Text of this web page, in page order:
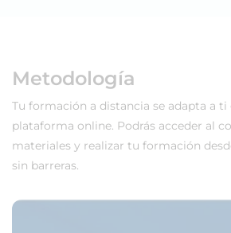
Metodología
Tu formación a distancia se adapta a ti
plataforma online. Podrás acceder al
materiales y realizar tu formación
sin barreras.